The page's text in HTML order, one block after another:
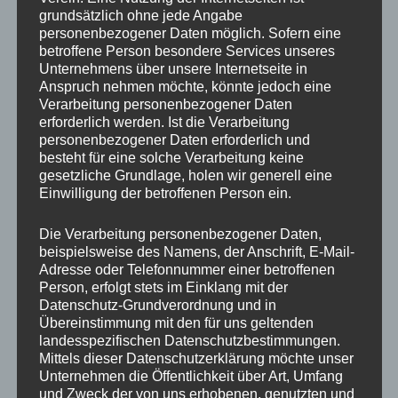
Schweizer System mit 20 Minuten Bedenkzeit pro Spieler und
Partie. Die Sieger erhalten Pokale und S(ch)achpreise. Für
Verpflegung ist gesorgt, mittags Maultaschen mit Kartoffelsalat,
nachmittags u.a. Kaffee und Kuchen. Zuschauer (Kiebitze) sind
bei diesem Turnier willkommen.
Am Samstag, 03.10.25 konnte der Schachclub den
Schachexperten und Youtuber „The Big Greek“ für ein Event mit
Training gewinnen. Diese Veranstaltung ist vereinsintern,
teilnehmen können auch Aktive Schachspieler der befreundeten
siehe Homepage.
Austragungsort: Turnhalle TSV Steinhofen, Balingerstr. 8,
Bisingen
12:30 Uhr Einlass; Beginn 13 Uhr bis ca.17 Uhr
Nach einem kurzen Umbau findet dann der Festakt um 18 Uhr
statt. Eingeladen zum Festbüffet sind alle Vereinsmitglieder des
grundsätzlich ohne jede Angabe
personenbezogener Daten möglich. Sofern eine
betroffene Person besondere Services unseres
Unternehmens über unsere Internetseite in
Anspruch nehmen möchte, könnte jedoch eine
Verarbeitung personenbezogener Daten
erforderlich werden. Ist die Verarbeitung
personenbezogener Daten erforderlich und
besteht für eine solche Verarbeitung keine
gesetzliche Grundlage, holen wir generell eine
Einwilligung der betroffenen Person ein.
Die Verarbeitung personenbezogener Daten,
beispielsweise des Namens, der Anschrift, E-Mail-
Adresse oder Telefonnummer einer betroffenen
Person, erfolgt stets im Einklang mit der
Datenschutz-Grundverordnung und in
Übereinstimmung mit den für uns geltenden
landesspezifischen Datenschutzbestimmungen.
Mittels dieser Datenschutzerklärung möchte unser
Unternehmen die Öffentlichkeit über Art, Umfang
und Zweck der von uns erhobenen, genutzten und